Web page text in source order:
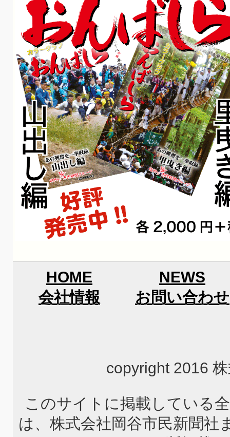
HOME
NEWS
会社情報
お問い合わせ
copyright 2016
このサイトに掲載している
は、株式会社岡谷市民新聞社